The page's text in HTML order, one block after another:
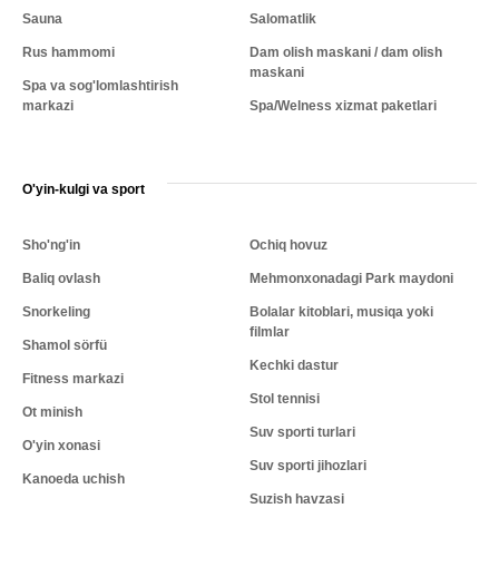
Sauna
Rus hammomi
Spa va sog'lomlashtirish
markazi
Salomatlik
Dam olish maskani / dam olish
maskani
Spa/Welness xizmat paketlari
O'yin-kulgi va sport
Sho'ng'in
Baliq ovlash
Snorkeling
Shamol sörfü
Fitness markazi
Ot minish
O'yin xonasi
Kanoeda uchish
Ochiq hovuz
Mehmonxonadagi Park maydoni
Bolalar kitoblari, musiqa yoki
filmlar
Kechki dastur
Stol tennisi
Suv sporti turlari
Suv sporti jihozlari
Suzish havzasi